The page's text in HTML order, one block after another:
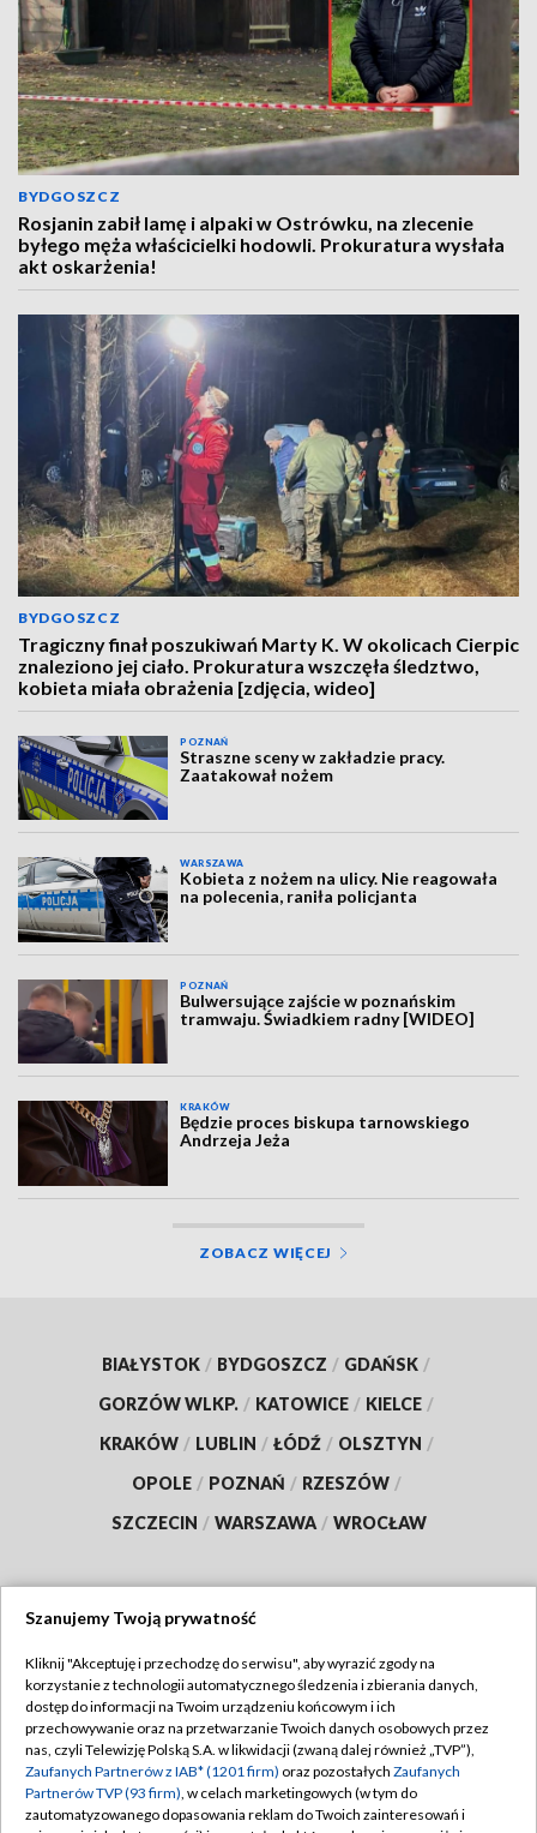
BYDGOSZCZ
Rosjanin zabił lamę i alpaki w Ostrówku, na zlecenie
byłego męża właścicielki hodowli. Prokuratura wysłała
akt oskarżenia!
BYDGOSZCZ
Tragiczny finał poszukiwań Marty K. W okolicach Cierpic
znaleziono jej ciało. Prokuratura wszczęła śledztwo,
kobieta miała obrażenia [zdjęcia, wideo]
POZNAŃ
Straszne sceny w zakładzie pracy.
Zaatakował nożem
WARSZAWA
Kobieta z nożem na ulicy. Nie reagowała
na polecenia, raniła policjanta
POZNAŃ
Bulwersujące zajście w poznańskim
tramwaju. Świadkiem radny [WIDEO]
KRAKÓW
Będzie proces biskupa tarnowskiego
Andrzeja Jeża
ZOBACZ WIĘCEJ
BIAŁYSTOK / BYDGOSZCZ / GDAŃSK /
GORZÓW WLKP. / KATOWICE / KIELCE /
KRAKÓW / LUBLIN / ŁÓDŹ / OLSZTYN /
OPOLE / POZNAŃ / RZESZÓW /
SZCZECIN / WARSZAWA / WROCŁAW
TVP
Abonament TVP
Emisja w TVP
Centrum informacji TVP
Regulamin TVP
Polityka prywatności
Moje zgody
Szanujemy Twoją prywatność
Kliknij "Akceptuję i przechodzę do serwisu", aby wyrazić zgody na
korzystanie z technologii automatycznego śledzenia i zbierania danych,
dostęp do informacji na Twoim urządzeniu końcowym i ich
przechowywanie oraz na przetwarzanie Twoich danych osobowych przez
nas, czyli Telewizję Polską S.A. w likwidacji (zwaną dalej również „TVP”),
Zaufanych Partnerów z IAB* (1201 firm) oraz pozostałych Zaufanych
Partnerów TVP (93 firm), w celach marketingowych (w tym do
zautomatyzowanego dopasowania reklam do Twoich zainteresowań i